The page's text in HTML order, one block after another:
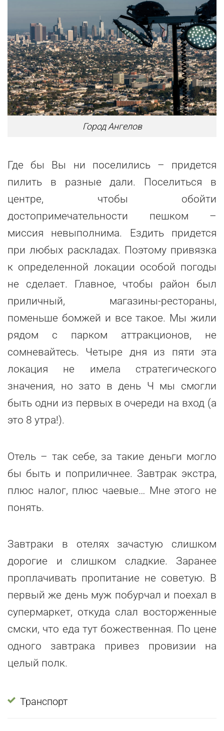
Город Ангелов
Где бы Вы ни поселились – придется
пилить в разные дали. Поселиться в
центре, чтобы обойти
достопримечательности пешком –
миссия невыполнима. Ездить придется
при любых раскладах. Поэтому привязка
к определенной локации особой погоды
не сделает. Главное, чтобы район был
приличный, магазины-рестораны,
поменьше бомжей и все такое. Мы жили
рядом с парком аттракционов, не
сомневайтесь. Четыре дня из пяти эта
локация не имела стратегического
значения, но зато в день Ч мы смогли
быть одни из первых в очереди на вход (а
это 8 утра!).
Отель – так себе, за такие деньги могло
бы быть и поприличнее. Завтрак экстра,
плюс налог, плюс чаевые… Мне этого не
понять.
Завтраки в отелях зачастую слишком
дорогие и слишком сладкие. Заранее
проплачивать пропитание не советую. В
первый же день муж побурчал и поехал в
супермаркет, откуда слал восторженные
смски, что еда тут божественная. По цене
одного завтрака привез провизии на
целый полк.
Транспорт